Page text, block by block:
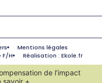
Mentions légales
F/H
Réalisation : Ekole.fr
de l’impact
savoir +